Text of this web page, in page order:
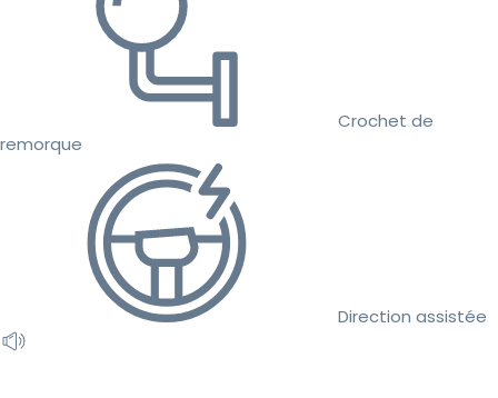
Crochet de
remorque
Direction assistée